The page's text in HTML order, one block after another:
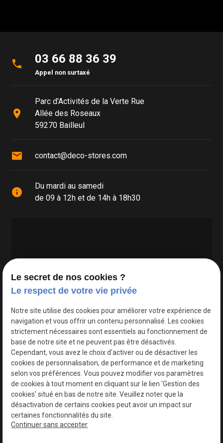
phone 03 66 88 36 39
Appel non surtaxé
place
Parc d'Activités de la Verte Rue
Allée des Roseaux
59270 Bailleul
mail contact@deco-stores.com
info
Du mardi au samedi
de 09 à 12h et de 14h à 18h30
Google Maps Search API est désactivé.
Le secret de nos cookies ?
Le respect de votre vie privée
Notre site utilise des cookies pour améliorer votre expérience de
navigation et vous offrir un contenu personnalisé. Les cookies
strictement nécessaires sont essentiels au fonctionnement de
base de notre site et ne peuvent pas être désactivés.
Cependant, vous avez le choix d'activer ou de désactiver les
cookies de personnalisation, de performance et de marketing
selon vos préférences. Vous pouvez modifier vos paramètres
de cookies à tout moment en cliquant sur le lien 'Gestion des
cookies' situé en bas de notre site. Veuillez noter que la
désactivation de certains cookies peut avoir un impact sur
certaines fonctionnalités du site.
Continuer sans accepter